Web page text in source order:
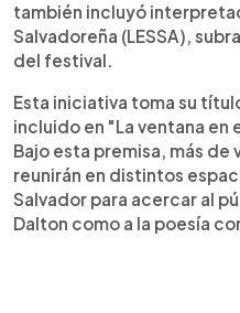
también incluyó
Salvadoreña (LESSA),
del festival.
Esta iniciativa toma su
incluido en "La ventana en
Bajo esta premisa, más
reunirán en distintos
Salvador para acercar al
Dalton como a la poesía